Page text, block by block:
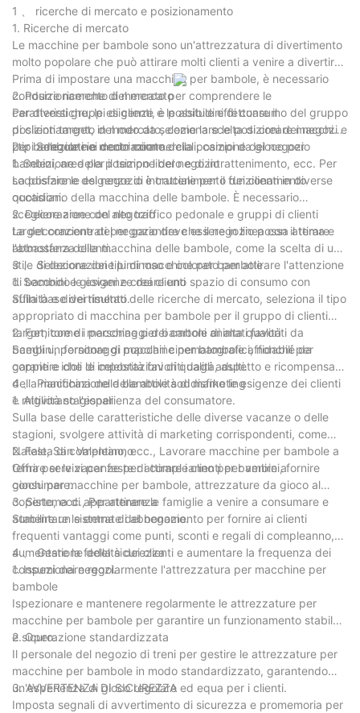
1 、 ricerche di mercato e posizionamento
1. Ricerche di mercato
Le macchine per bambole sono un'attrezzatura di divertimento
molto popolare che può attirare molti clienti a venire a divertirsi.
Prima di impostare una macchina per bambole, è necessario
condurre ricerche di mercato per comprendere le
caratteristiche, le esigenze e le abitudini di consumo del gruppo
di clienti target, in modo da selezionare le posizioni dei negozi e
i tipi adeguati in modo mirato.
2. Posizionamento del mercato
Per diversi gruppi di clienti, è possibile effettuare il
posizionamento del mercato, come la scelta di creare macchine
per bambole nei centri commerciali, campi da gioco per
bambini, aree per il tempo libero e di intrattenimento, ecc. Per
soddisfare le esigenze di intrattenimento dei clienti in diverse
occasioni.
2 、 Selezione e decorazione della posizione del negozio
1. Selezione della posizione del negozio
La posizione del negozio è cruciale per il funzionamento
quotidiano della macchina delle bambole. È necessario
scegliere aree con alto traffico pedonale e gruppi di clienti
target concentrati per garantire che il negozio possa attirare
abbastanza clienti.
2. Decorazione del negozio
La decorazione del negozio deve essere in linea con il tema e
l'atmosfera della macchina delle bambole, come la scelta di uno
stile di decorazione luminoso e colorato per attirare l'attenzione
di bambini e giovani e creare uno spazio di consumo con
affinità e divertimento.
3 、 Selezione dei tipi di macchine per bambole
1. Secondo le esigenze dei clienti
Sulla base dei risultati delle ricerche di mercato, seleziona il tipo
appropriato di macchina per bambole per il gruppo di clienti
target, come i personaggi dei cartoni animati favoriti da
bambini, personaggi popolari cinematografici, nonché da
coppie e idoli di celebrità favoriti dagli adulti.
2. Fornitore di macchine per bambole di alta qualità
Scegli un fornitore di macchine per bambole affidabili per
garantire che le impostazioni di qualità, aspetto e ricompensa
della macchina delle bambole soddisfino le esigenze dei clienti
e migliorano l'esperienza del consumatore.
4 、 Pianificazione delle attività di marketing
1. Attività stagionali
Sulla base delle caratteristiche delle diverse vacanze o delle
stagioni, svolgere attività di marketing corrispondenti, come
Natale, San Valentino, ecc., Lavorare macchine per bambole a
tema per le vacanze per attirare i clienti per venire a
consumare.
2. Festa di compleanno
Offrire servizi per feste di compleanno per bambini, fornire
giochi per macchine per bambole, attrezzature da gioco al
coperto, ecc., Per attirare le famiglie a venire a consumare e
aumentare le entrate del negozio.
3. Sistema di appartenenza
Stabilire un sistema di abbonamento per fornire ai clienti
frequenti vantaggi come punti, sconti e regali di compleanno,
aumentare la fedeltà dei clienti e aumentare la frequenza dei
consumi dei negozi.
4 、 Gestione della sicurezza
1. Ispezionare regolarmente l'attrezzatura per macchine per
bambole
Ispezionare e mantenere regolarmente le attrezzature per
macchine per bambole per garantire un funzionamento stabile
e sicuro.
2. Operazione standardizzata
Il personale del negozio di treni per gestire le attrezzature per
macchine per bambole in modo standardizzato, garantendo
un'esperienza di gioco regolare ed equa per i clienti.
3. AVVERTENZA DI SICUREZZA
Imposta segnali di avvertimento di sicurezza e promemoria per